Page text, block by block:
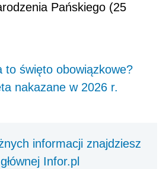
Pańskiego (25
to święto obowiązkowe?
nakazane w 2026 r.
informacji znajdziesz
Infor.pl